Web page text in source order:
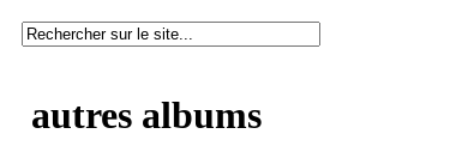
autres albums